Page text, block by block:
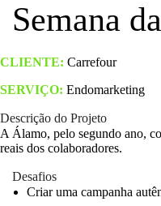
Semana
CLIENTE: Carrefour
SERVIÇO: Endomarketing
Descrição do Projeto
A Álamo, pelo segundo ano,
reais dos colaboradores.
Desafios
Criar uma campanha